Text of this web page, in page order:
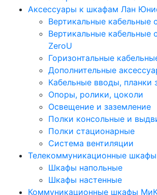
Аксессуары к шкафам Лан
Вертикальные кабельные
Вертикальные кабельные
ZeroU
Горизонтальные
Дополнительные
Кабельные вводы, планки
Опоры, ролики, цоколи
Освещение и заземление
Полки консольные и
Полки стационарные
Система вентиляции
Телекоммуникационные
Шкафы напольные
Шкафы настенные
Коммуникационные шкафы